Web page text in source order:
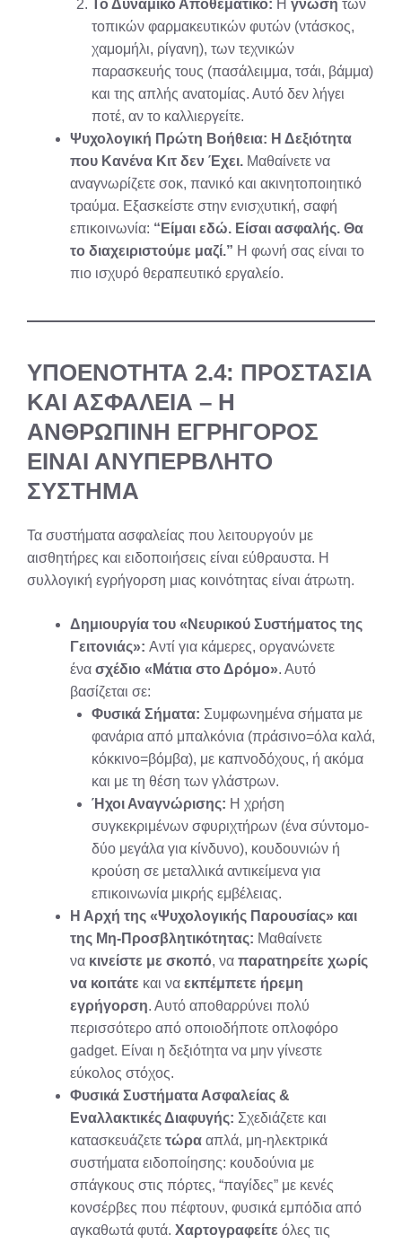
Το Δυναμικό Αποθεματικό: Η γνώση των
τοπικών φαρμακευτικών φυτών (ντάσκος,
χαμομήλι, ρίγανη), των τεχνικών
παρασκευής τους (πασάλειμμα, τσάι, βάμμα)
και της απλής ανατομίας. Αυτό δεν λήγει
ποτέ, αν το καλλιεργείτε.
Ψυχολογική Πρώτη Βοήθεια: Η Δεξιότητα
που Κανένα Κιτ δεν Έχει. Μαθαίνετε να
αναγνωρίζετε σοκ, πανικό και ακινητοποιητικό
τραύμα. Εξασκείστε στην ενισχυτική, σαφή
επικοινωνία: “Είμαι εδώ. Είσαι ασφαλής. Θα
το διαχειριστούμε μαζί.” Η φωνή σας είναι το
πιο ισχυρό θεραπευτικό εργαλείο.
ΥΠΟΕΝΟΤΗΤΑ 2.4: ΠΡΟΣΤΑΣΙΑ
ΚΑΙ ΑΣΦΑΛΕΙΑ – Η
ΑΝΘΡΩΠΙΝΗ ΕΓΡΗΓΟΡΟΣ
ΕΙΝΑΙ ΑΝΥΠΕΡΒΛΗΤΟ
ΣΥΣΤΗΜΑ
Τα συστήματα ασφαλείας που λειτουργούν με
αισθητήρες και ειδοποιήσεις είναι εύθραυστα. Η
συλλογική εγρήγορση μιας κοινότητας είναι άτρωτη.
Δημιουργία του «Νευρικού Συστήματος της
Γειτονιάς»: Αντί για κάμερες, οργανώνετε
ένα σχέδιο «Μάτια στο Δρόμο». Αυτό
βασίζεται σε:
Φυσικά Σήματα: Συμφωνημένα σήματα με
φανάρια από μπαλκόνια (πράσινο=όλα καλά,
κόκκινο=βόμβα), με καπνοδόχους, ή ακόμα
και με τη θέση των γλάστρων.
Ήχοι Αναγνώρισης: Η χρήση
συγκεκριμένων σφυριχτήρων (ένα σύντομο-
δύο μεγάλα για κίνδυνο), κουδουνιών ή
κρούση σε μεταλλικά αντικείμενα για
επικοινωνία μικρής εμβέλειας.
Η Αρχή της «Ψυχολογικής Παρουσίας» και
της Μη-Προσβλητικότητας: Μαθαίνετε
να κινείστε με σκοπό, να παρατηρείτε χωρίς
να κοιτάτε και να εκπέμπετε ήρεμη
εγρήγορση. Αυτό αποθαρρύνει πολύ
περισσότερο από οποιοδήποτε οπλοφόρο
gadget. Είναι η δεξιότητα να μην γίνεστε
εύκολος στόχος.
Φυσικά Συστήματα Ασφαλείας &
Εναλλακτικές Διαφυγής: Σχεδιάζετε και
κατασκευάζετε τώρα απλά, μη-ηλεκτρικά
συστήματα ειδοποίησης: κουδούνια με
σπάγκους στις πόρτες, “παγίδες” με κενές
κονσέρβες που πέφτουν, φυσικά εμπόδια από
αγκαθωτά φυτά. Χαρτογραφείτε όλες τις